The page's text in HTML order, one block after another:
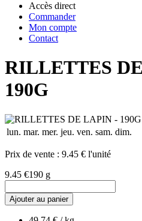
Accès direct
Commander
Mon compte
Contact
RILLETTES
190G
lun. mar. mer. jeu. ven. sam. dim.
Prix de vente : 9.45 € l'unité
9.45 €190 g
Ajouter au panier